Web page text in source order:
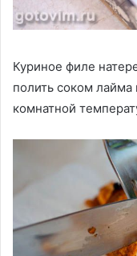
Куриное филе
полить соком лайма
комнатной